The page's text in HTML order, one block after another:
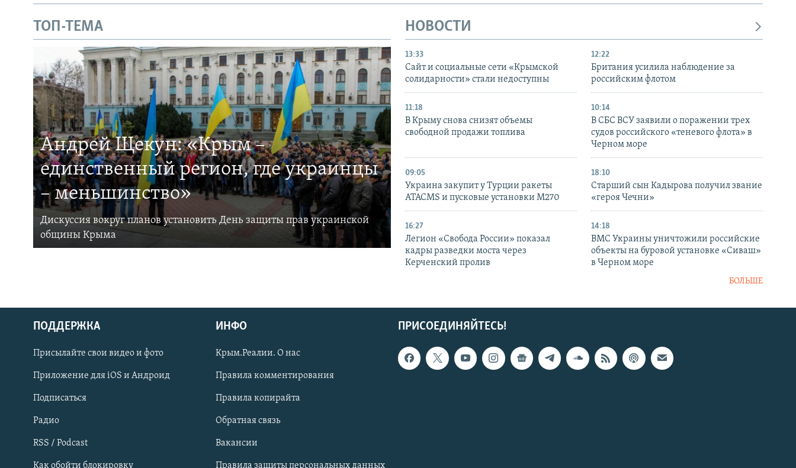
Українською
Qırımtatar
ПРИСОЕДИНЯЙТЕСЬ!
ТОП-ТЕМА
Андрей Щекун: «Крым –
единственный регион, где украинцы
– меньшинство»
Дискуссия вокруг планов установить День защиты прав украинской
общины Крыма
НОВОСТИ
13:33
Сайт и социальные сети «Крымской
солидарности» стали недоступны
12:22
Британия усилила наблюдение за
российским флотом
11:18
В Крыму снова снизят объемы
свободной продажи топлива
10:14
В СБС ВСУ заявили о поражении трех
судов российского «теневого флота» в
Черном море
09:05
Украина закупит у Турции ракеты
ATACMS и пусковые установки M270
18:10
Старший сын Кадырова получил звание
«героя Чечни»
16:27
Легион «Свобода России» показал
кадры разведки моста через
Керченский пролив
14:18
ВМС Украины уничтожили российские
объекты на буровой установке «Сиваш»
в Черном море
БОЛЬШЕ
ПРИСОЕДИНЯЙТЕСЬ!
ПОДДЕРЖКА
Присылайте свои видео и фото
Приложение для iOS и Андроид
Подписаться
Радио
RSS / Podcast
Как обойти блокировку
ИНФО
Крым.Реалии. О нас
Правила комментирования
Правила копирайта
Обратная связь
Вакансии
Правила защиты персональных данных